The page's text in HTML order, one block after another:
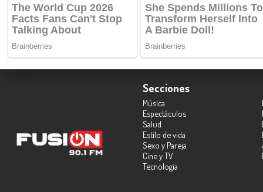
Secciones
Música
Espectáculos
Salud
Estilo de vida
Sexo y Pareja
Cine y TV
Tecnología